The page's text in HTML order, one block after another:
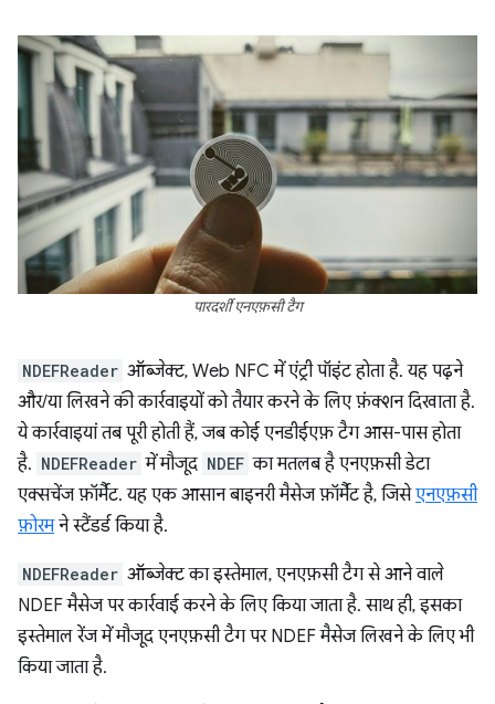
पारदर्शी एनएफ़सी टैग
NDEFReader ऑब्जेक्ट, Web NFC में एंट्री पॉइंट होता है. यह पढ़ने
और/या लिखने की कार्रवाइयों को तैयार करने के लिए फ़ंक्शन दिखाता है.
ये कार्रवाइयां तब पूरी होती हैं, जब कोई एनडीईएफ़ टैग आस-पास होता
है. NDEFReader में मौजूद NDEF का मतलब है एनएफ़सी डेटा
एक्सचेंज फ़ॉर्मैट. यह एक आसान बाइनरी मैसेज फ़ॉर्मैट है, जिसेएनएफ़सी
फ़ोरमने स्टैंडर्ड किया है.
NDEFReader ऑब्जेक्ट का इस्तेमाल, एनएफ़सी टैग से आने वाले
NDEF मैसेज पर कार्रवाई करने के लिए किया जाता है. साथ ही, इसका
इस्तेमाल रेंज में मौजूद एनएफ़सी टैग पर NDEF मैसेज लिखने के लिए भी
किया जाता है.